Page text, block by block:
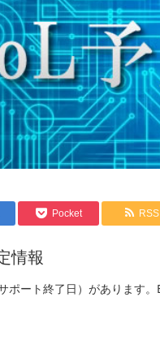
Pocket RSS
情報
ート終了日）があります。